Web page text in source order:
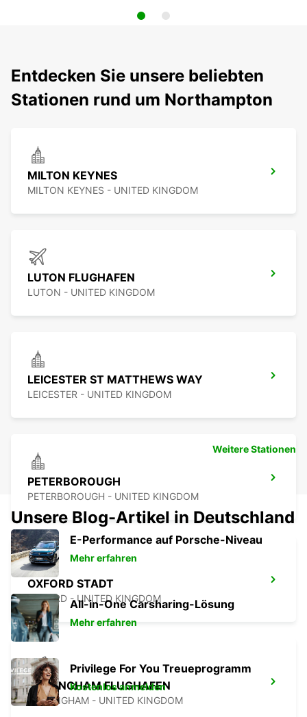
Entdecken Sie unsere beliebten
Stationen rund um Northampton
MILTON KEYNES
MILTON KEYNES - UNITED KINGDOM
LUTON FLUGHAFEN
LUTON - UNITED KINGDOM
LEICESTER ST MATTHEWS WAY
LEICESTER - UNITED KINGDOM
PETERBOROUGH
PETERBOROUGH - UNITED KINGDOM
OXFORD STADT
OXFORD - UNITED KINGDOM
BIRMINGHAM FLUGHAFEN
BIRMINGHAM - UNITED KINGDOM
Weitere Stationen
Unsere Blog-Artikel in Deutschland
E-Performance auf Porsche-Niveau
Mehr erfahren
All-in-One Carsharing-Lösung
Mehr erfahren
Privilege For You Treueprogramm
Kostenlos anmelden